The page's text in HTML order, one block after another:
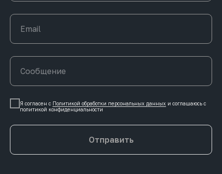
Я согласен с Политикой обработки персональных данных и соглашаюсь c
политикой конфиденциальности
Отправить